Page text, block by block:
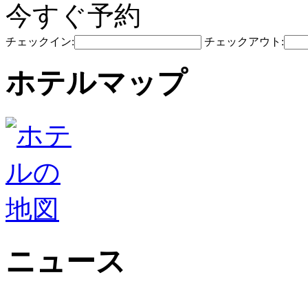
今すぐ予約
チェックイン: チェックアウト:
ホテルマップ
ニュース